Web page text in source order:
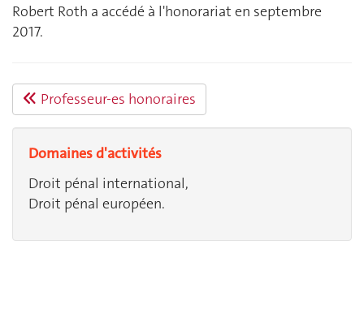
Robert Roth a accédé à l'honorariat en septembre
2017.
Professeur-es honoraires
Domaines d'activités
Droit pénal international,
Droit pénal européen.